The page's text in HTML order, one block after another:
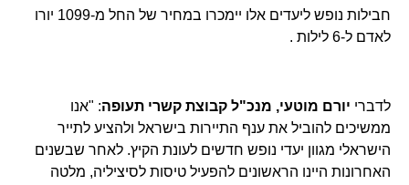
חבילות נופש ליעדים אלו יימכרו במחיר של החל מ-1099 יורו
לאדם ל-6 לילות .
לדברי יורם מוטעי, מנכ"ל קבוצת קשרי תעופה: "אנו
ממשיכים להוביל את ענף התיירות בישראל ולהציע לתייר
הישראלי מגוון יעדי נופש חדשים לעונת הקיץ. לאחר שבשנים
האחרונות היינו הראשונים להפעיל טיסות לסיציליה, מלטה